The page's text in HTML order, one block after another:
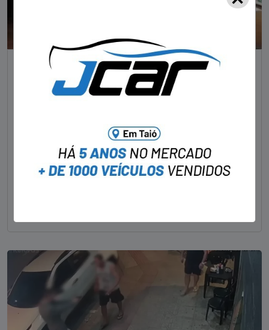
STAFF - OBV 29/01/2023
Um dos dois foragidos investigados pelo latrocínio de